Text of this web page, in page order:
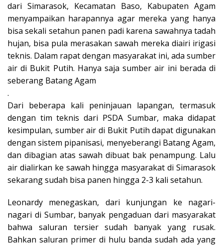
dari Simarasok, Kecamatan Baso, Kabupaten Agam
menyampaikan harapannya agar mereka yang hanya
bisa sekali setahun panen padi karena sawahnya tadah
hujan, bisa pula merasakan sawah mereka diairi irigasi
teknis. Dalam rapat dengan masyarakat ini, ada sumber
air di Bukit Putih. Hanya saja sumber air ini berada di
seberang Batang Agam
.
Dari beberapa kali peninjauan lapangan, termasuk
dengan tim teknis dari PSDA Sumbar, maka didapat
kesimpulan, sumber air di Bukit Putih dapat digunakan
dengan sistem pipanisasi, menyeberangi Batang Agam,
dan dibagian atas sawah dibuat bak penampung. Lalu
air dialirkan ke sawah hingga masyarakat di Simarasok
sekarang sudah bisa panen hingga 2-3 kali setahun.
Leonardy menegaskan, dari kunjungan ke nagari-
nagari di Sumbar, banyak pengaduan dari masyarakat
bahwa saluran tersier sudah banyak yang rusak.
Bahkan saluran primer di hulu banda sudah ada yang